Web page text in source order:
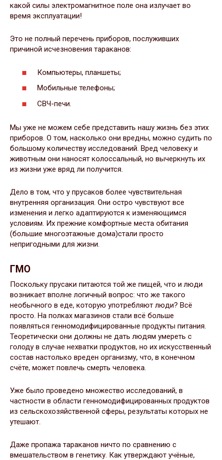
какой силы электромагнитное поле она излучает во
время эксплуатации!
Это не полный перечень приборов, послуживших
причиной исчезновения тараканов:
Компьютеры, планшеты;
Мобильные телефоны;
СВЧ-печи.
Мы уже не можем себе представить нашу жизнь без этих
приборов. О том, насколько они вредны, можно судить по
большому количеству исследований. Вред человеку и
животным они наносят колоссальный, но вычеркнуть их
из жизни уже вряд ли получится.
Дело в том, что у прусаков более чувствительная
внутренняя организация. Они остро чувствуют все
изменения и легко адаптируются к изменяющимся
условиям. Их прежние комфортные места обитания
(большие многоэтажные дома)стали просто
непригодными для жизни.
ГМО
Поскольку прусаки питаются той же пищей, что и люди
возникает вполне логичный вопрос: что же такого
необычного в еде, которую употребляют люди? Всё
просто. На полках магазинов стали всё больше
появляться генномодифицированные продукты питания.
Теоретически они должны не дать людям умереть с
голоду в случае нехватки продуктов, но их искусственный
состав настолько вреден организму, что, в конечном
счёте, может повлечь смерть человека.
Уже было проведено множество исследований, в
частности в области генномодифицированных продуктов
из сельскохозяйственной сферы, результаты которых не
утешают.
Даже пропажа тараканов ничто по сравнению с
вмешательством в генетику. Как утверждают учёные,